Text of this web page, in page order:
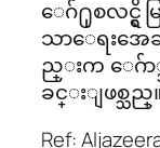
ေဂ်႐ုစလင္ရွိ
သာေရးအေဆ
ည္းက ေဂ်ာ္
ခင္းျဖစ္သည္။
Ref: